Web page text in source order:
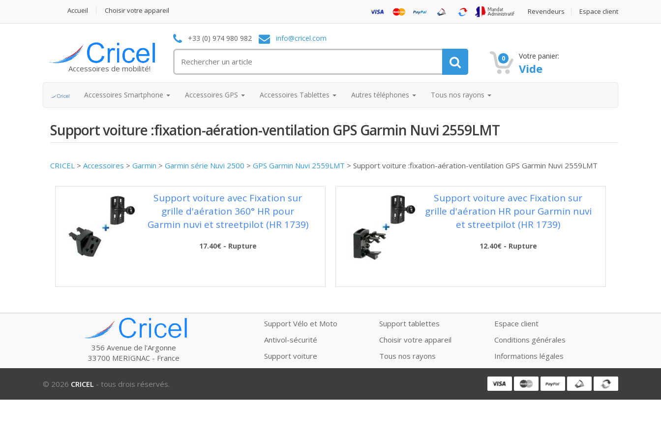
Accueil Choisir votre appareil Revendeurs Espace client
Accessoires de mobilité!
+33 (0) 974 980 982 info@cricel.com
0 Votre panier:
Vide
Accessoires Smartphone Accessoires GPS Accessoires Tablettes Autres téléphones Tous nos rayons
Support voiture :fixation-aération-ventilation GPS Garmin Nuvi 2559LMT
CRICEL > Accessoires > Garmin > Garmin série Nuvi 2500 > GPS Garmin Nuvi 2559LMT > Support voiture :fixation-aération-ventilation GPS Garmin Nuvi 2559LMT
Support voiture avec Fixation sur
grille d'aération 360° HR pour
Garmin nuvi et streetpilot (HR 1739)
17.40€ - Rupture
Support voiture avec Fixation sur
grille d'aération HR pour Garmin nuvi
et streetpilot (HR 1739)
12.40€ - Rupture
356 Avenue de l'Argonne
33700 MERIGNAC - France
Support Vélo et Moto
Antivol-sécurité
Support voiture
Support tablettes
Choisir votre appareil
Tous nos rayons
Espace client
Conditions générales
Informations légales
© 2026 CRICEL - tous drois réservés.